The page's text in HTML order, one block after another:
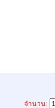
จำนวน: